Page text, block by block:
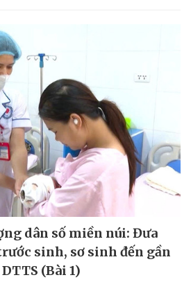
dân số miền núi: Đưa
sinh, sơ sinh đến gần
(Bài 1)